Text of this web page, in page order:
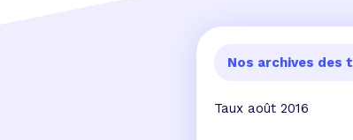
Nos archives des
Taux août 2016